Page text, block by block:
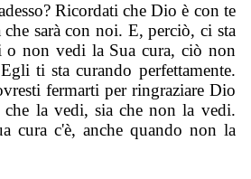
Ricordati che Dio è con te
sarà con noi. E, perciò, ci sta
o non vedi la Sua cura, ciò non
ti sta curando perfettamente.
fermarti per ringraziare Dio
che la vedi, sia che non la vedi.
cura c'è, anche quando non la